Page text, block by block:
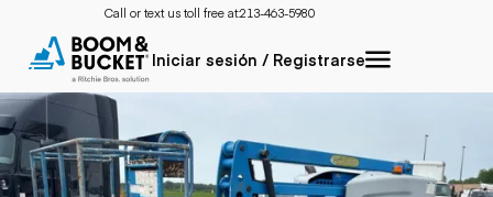
Call or text us toll free at:213-463-5980
Iniciar sesión / Registrarse